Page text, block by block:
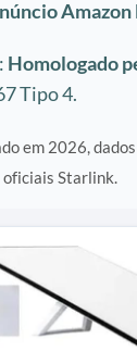
Homologado
Tipo 4.
em 2026, dados
oficiais Starlink.